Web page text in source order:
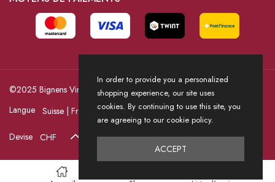
©2025 Bignens Vins / Powered by HICASS
Langue
Devise
In order to provide you a personalized
shopping experience, our site uses
cookies. By continuing to use this site, you
are agreeing to our cookie policy.
ACCEPT